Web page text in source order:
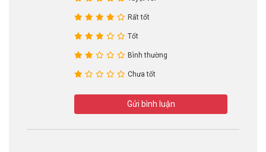
Rất tốt
Tốt
Bình thường
Chưa tốt
Gửi bình luận